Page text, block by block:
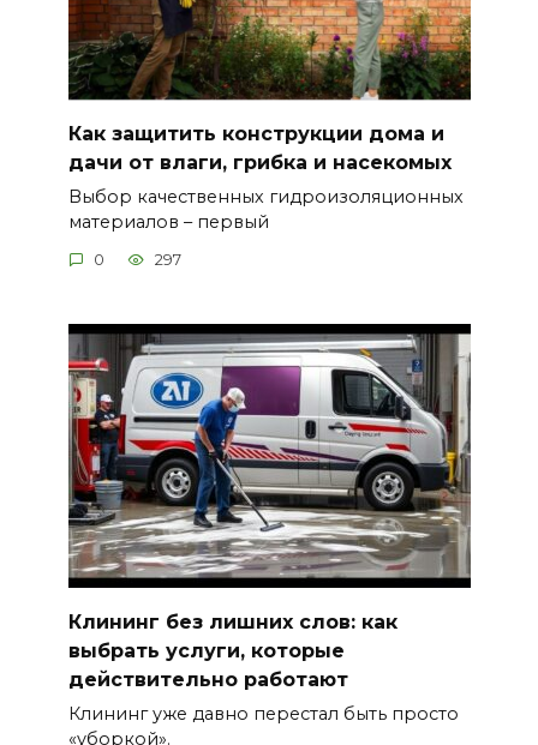
Как защитить конструкции дома и
дачи от влаги, грибка и насекомых
Выбор качественных гидроизоляционных
материалов – первый
0 297
Клининг без лишних слов: как
выбрать услуги, которые
действительно работают
Клининг уже давно перестал быть просто
«уборкой».